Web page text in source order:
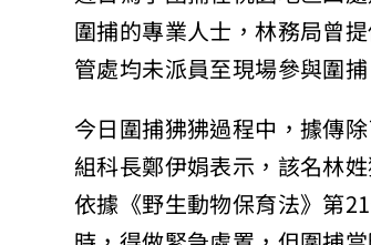
圍捕的專業人士，林務局曾
管處均未派員至現場參與圍
今日圍捕狒狒過程中，據傳
組科長鄭伊娟表示，該名林
依據《野生動物保育法》第